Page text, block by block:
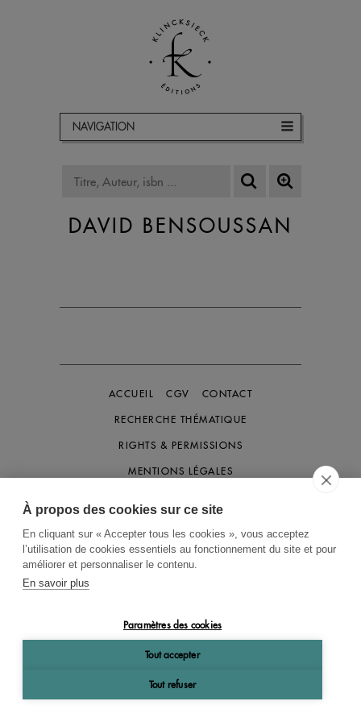
À propos des cookies sur ce site
En cliquant sur « Accepter tous les cookies », vous acceptez
l’utilisation de cookies essentiels au fonctionnement du site et pour
améliorer et personnaliser le contenu.
En savoir plus
Paramètres des cookies
Tout accepter
Tout refuser
NAVIGATION
DAVID BENSOUSSAN
ACCUEIL CGV CONTACT
RECHERCHE THÉMATIQUE
RIGHTS & PERMISSIONS
MENTIONS LÉGALES